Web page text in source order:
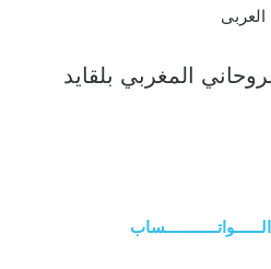
المغربي بلقايد